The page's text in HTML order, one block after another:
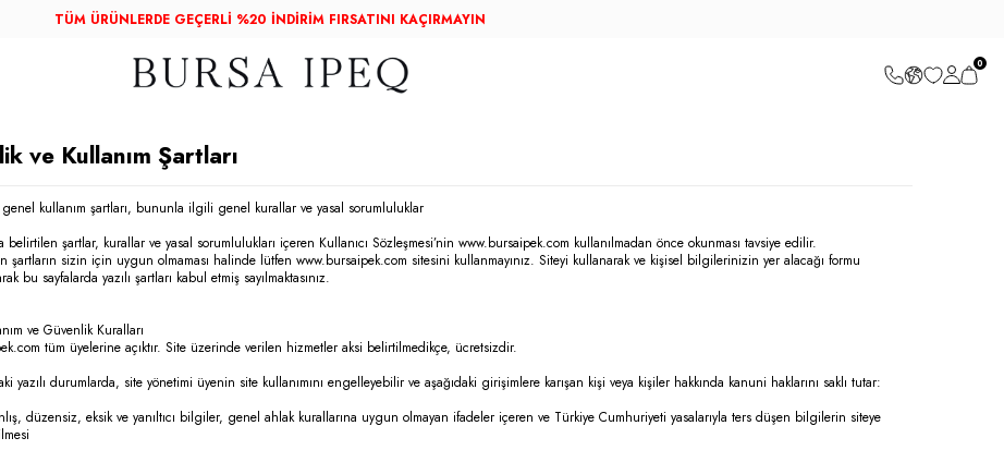
TÜM ÜRÜNLERDE GEÇERLİ %20 İNDİRİM FIRSATINI KAÇIRMAYIN
0
ve Kullanım Şartları
kullanım şartları, bununla ilgili genel kurallar ve yasal sorumluluklar
belirtilen şartlar, kurallar ve yasal sorumlulukları içeren Kullanıcı Sözleşmesi’nin www.bursaipek.com kullanılmadan önce okunması tavsiye edilir.
şartların sizin için uygun olmaması halinde lütfen www.bursaipek.com sitesini kullanmayınız. Siteyi kullanarak ve kişisel bilgilerinizin yer alacağı formu
bu sayfalarda yazılı şartları kabul etmiş sayılmaktasınız.
ve Güvenlik Kuralları
tüm üyelerine açıktır. Site üzerinde verilen hizmetler aksi belirtilmedikçe, ücretsizdir.
yazılı durumlarda, site yönetimi üyenin site kullanımını engelleyebilir ve aşağıdaki girişimlere karışan kişi veya kişiler hakkında kanuni haklarını saklı tutar:
düzensiz, eksik ve yanıltıcı bilgiler, genel ahlak kurallarına uygun olmayan ifadeler içeren ve Türkiye Cumhuriyeti yasalarıyla ters düşen bilgilerin siteye